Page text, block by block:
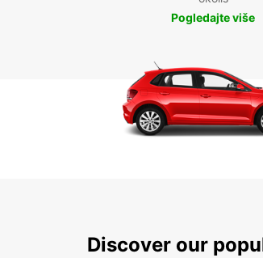
Pogledajte više
Discover our